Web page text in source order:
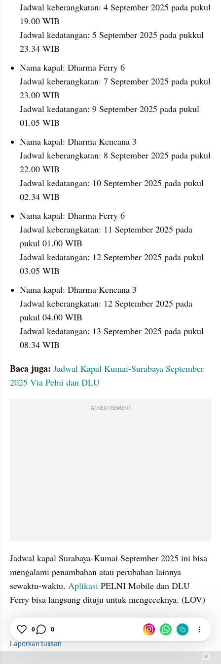
Jadwal keberangkatan: 4 September 2025 pada pukul
19.00 WIB
Jadwal kedatangan: 5 September 2025 pada pukkul
23.34 WIB
Nama kapal: Dharma Ferry 6
Jadwal keberangkatan: 7 September 2025 pada pukul
23.00 WIB
Jadwal kedatangan: 9 September 2025 pada pukul
01.05 WIB
Nama kapal: Dharma Kencana 3
Jadwal keberangkatan: 8 September 2025 pada pukul
22.00 WIB
Jadwal kedatangan: 10 September 2025 pada pukul
02.34 WIB
Nama kapal: Dharma Ferry 6
Jadwal keberangkatan: 11 September 2025 pada
pukul 01.00 WIB
Jadwal kedatangan: 12 September 2025 pada pukul
03.05 WIB
Nama kapal: Dharma Kencana 3
Jadwal keberangkatan: 12 September 2025 pada
pukul 04.00 WIB
Jadwal kedatangan: 13 September 2025 pada pukul
08.34 WIB
Baca juga: Jadwal Kapal Kumai-Surabaya September
2025 Via Pelni dan DLU
ADVERTISEMENT
Jadwal kapal Surabaya-Kumai September 2025 ini bisa
mengalami penambahan atau perubahan lainnya
sewaktu-waktu. Aplikasi PELNI Mobile dan DLU
Ferry bisa langsung dituju untuk mengeceknya. (LOV)
Kapal Surabaya
tatatax4
Laporkan tulisan
0 0